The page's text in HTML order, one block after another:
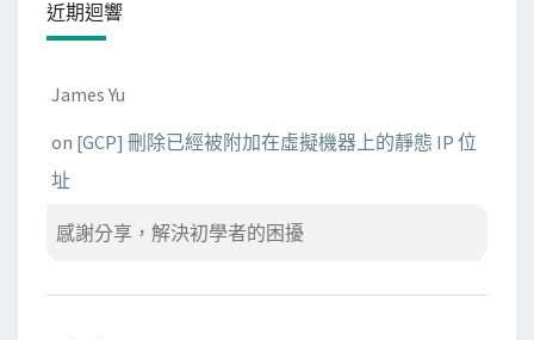
近期迴響
James Yu
on [GCP] 刪除已經被附加在虛擬機器上的靜態 IP 位
址
感謝分享，解決初學者的困擾